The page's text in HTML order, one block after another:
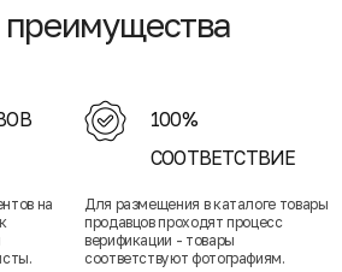
на
100%
СООТВЕТСТВИЕ
Для размещения в каталоге товары
продавцов проходят процесс
верификации - товары
соответствуют фотографиям.